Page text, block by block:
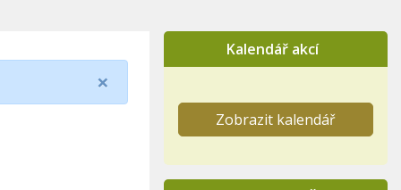
×
Kalendář akcí
Zobrazit kalendář